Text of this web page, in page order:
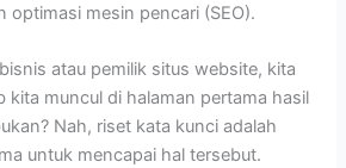
optimasi mesin pencari (SEO).
atau pemilik situs website, kita
kita muncul di halaman pertama hasil
Nah, riset kata kunci adalah
untuk mencapai hal tersebut.